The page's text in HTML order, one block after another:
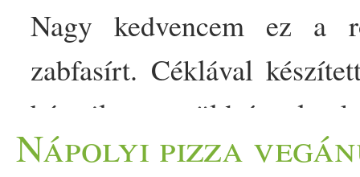
tengerész szupererejének
duzzadtak. Még ha a
valóban a tudatos
főzelék: 5+1 spenótos
Nagy kedvencem ez a
zabfasírt. Céklával
bármilyen zöldséggel
szénhidrátokat tartalmaz,
Nápolyi pizza